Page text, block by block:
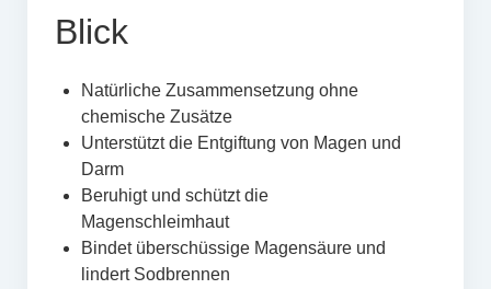
Blick
Natürliche Zusammensetzung ohne
chemische Zusätze
Unterstützt die Entgiftung von Magen und
Darm
Beruhigt und schützt die
Magenschleimhaut
Bindet überschüssige Magensäure und
lindert Sodbrennen